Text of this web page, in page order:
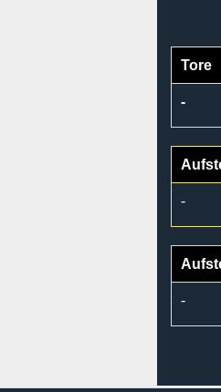
Tore
-
-
-